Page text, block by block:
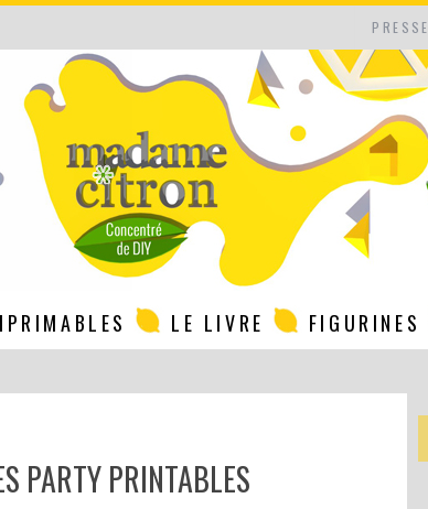
PRESSE
LE LIVRE FIGURINES
PARTY PRINTABLES